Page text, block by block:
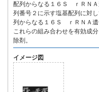
配列からなる１６Ｓ ｒＲＮＡ
列番号２に示す塩基配列に対
列からなる１６Ｓ ｒＲＮＡ遺
これらの組み合わせを有効成
除剤。
イメージ図